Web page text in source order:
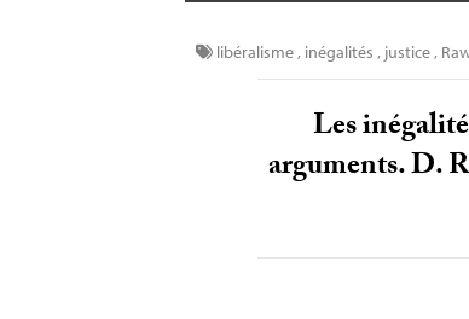
libéralisme, inégalités , justice,
Les
arguments. D.